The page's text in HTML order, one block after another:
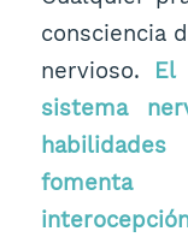
consciencia
nervioso.
El
sistema
fomenta